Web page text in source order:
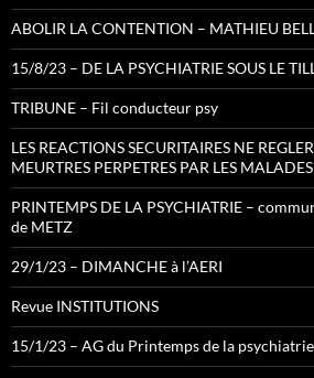
ABOLIR LA CONTENTION – MATHIEU
15/8/23 – DE LA PSYCHIATRIE SOUS LE
TRIBUNE – Fil conducteur psy
LES REACTIONS SECURITAIRES NE
MEURTRES PERPETRES PAR LES MALADES
PRINTEMPS DE LA PSYCHIATRIE –
de METZ
29/1/23 – DIMANCHE à l’AERI
Revue INSTITUTIONS
15/1/23 – AG du Printemps de la